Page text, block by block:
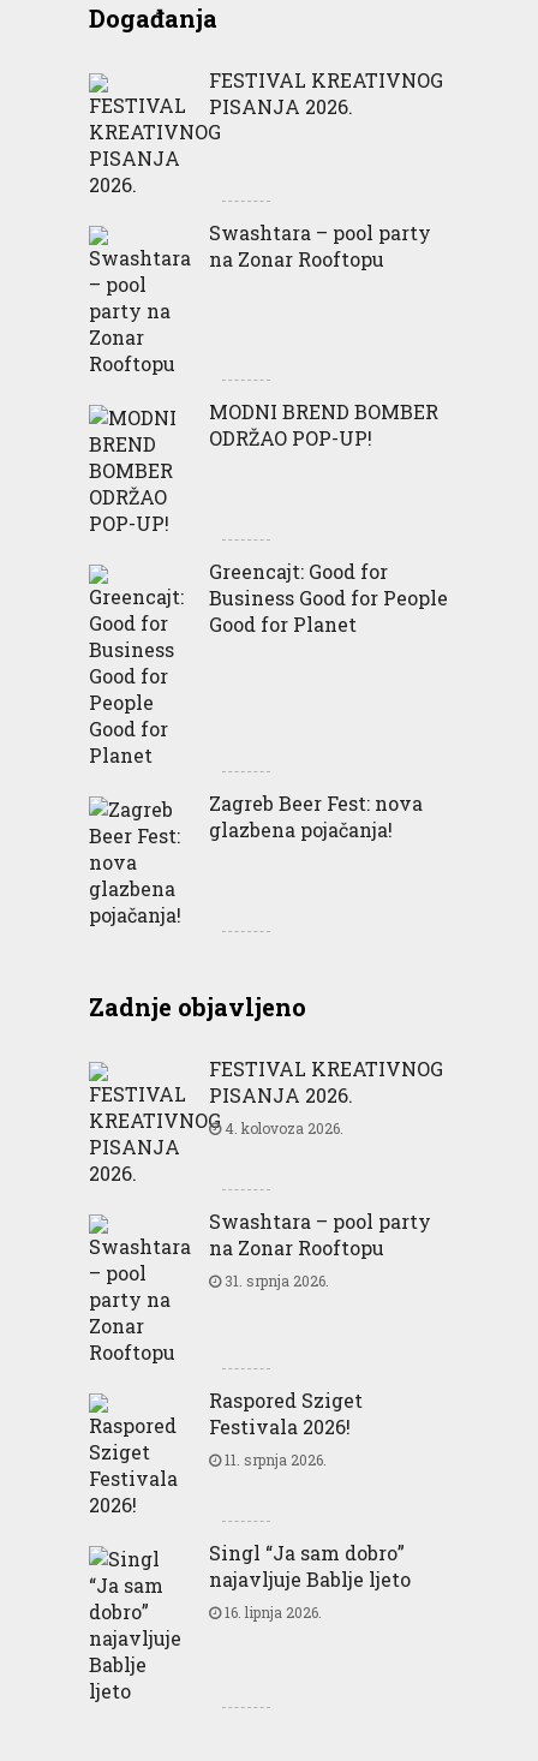
Događanja
FESTIVAL KREATIVNOG
PISANJA 2026.
Swashtara – pool party
na Zonar Rooftopu
MODNI BREND BOMBER
ODRŽAO POP-UP!
Greencajt: Good for
Business Good for People
Good for Planet
Zagreb Beer Fest: nova
glazbena pojačanja!
Zadnje objavljeno
FESTIVAL KREATIVNOG
PISANJA 2026.
4. kolovoza 2026.
Swashtara – pool party
na Zonar Rooftopu
31. srpnja 2026.
Raspored Sziget
Festivala 2026!
11. srpnja 2026.
Singl “Ja sam dobro”
najavljuje Bablje ljeto
16. lipnja 2026.